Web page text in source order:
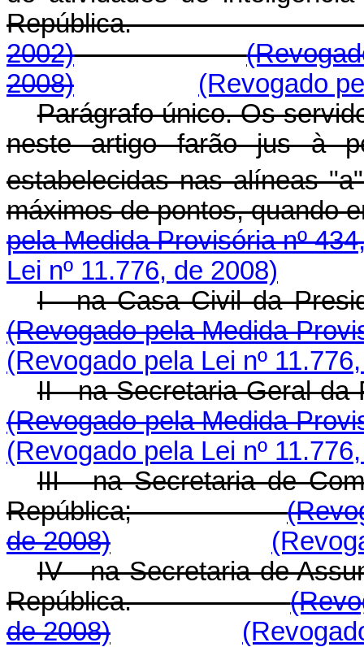
2002)
2008)
(Revogado
Parágrafo único. Os
neste artigo farão jus à
estabelecidas nas alíneas
máximos de pontos,
pela Medida Provisória nº
Lei nº 11.776, de 2008)
I - na Casa Civil da
(Revogado pela Medida
(Revogado pela Lei nº
II - na Secretaria-
(Revogado pela Medida
(Revogado pela Lei nº
III - na Secretaria de
República;
de 2008)
IV - na Secretaria de
República.
de 2008)